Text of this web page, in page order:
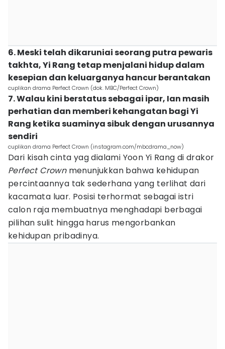
6. Meski telah dikaruniai seorang putra pewaris
takhta, Yi Rang tetap menjalani hidup dalam
kesepian dan keluarganya hancur berantakan
cuplikan drama Perfect Crown (dok. MBC/Perfect Crown)
7. Walau kini berstatus sebagai ipar, Ian masih
perhatian dan memberi kehangatan bagi Yi
Rang ketika suaminya sibuk dengan urusannya
sendiri
cuplikan drama Perfect Crown (instagram.com/mbcdrama_now)
Dari kisah cinta yag dialami Yoon Yi Rang di drakor
Perfect Crownmenunjukkan bahwa kehidupan
percintaannya tak sederhana yang terlihat dari
kacamata luar. Posisi terhormat sebagai istri
calon raja membuatnya menghadapi berbagai
pilihan sulit hingga harus mengorbankan
kehidupan pribadinya.